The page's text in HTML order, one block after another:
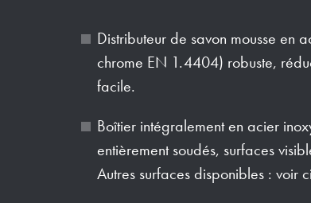
Distributeur de savon mousse en
chrome EN 1.4404) robuste,
facile.
Boîtier intégralement en acier
entièrement soudés, surfaces
Autres surfaces disponibles : voir